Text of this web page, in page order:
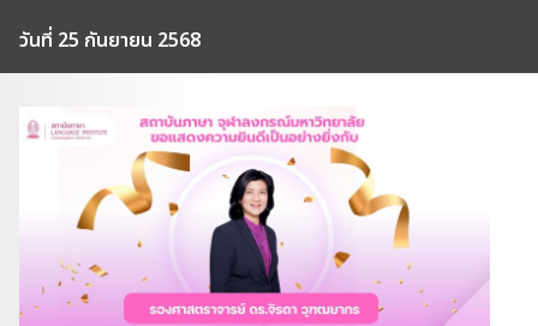
วันที่ 25 กันยายน 2568